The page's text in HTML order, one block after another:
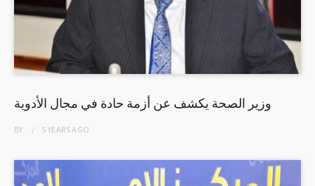
وزير الصحة يكشف عن أزمة حادة في مجال الأدوية
BY 5 YEARSAGO